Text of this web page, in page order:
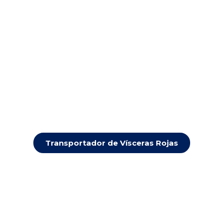
Transportador de Vísceras Rojas